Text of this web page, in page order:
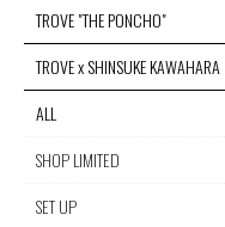
TROVE "THE PONCHO"
TROVE x SHINSUKE KAWAHARA
ALL
SHOP LIMITED
SET UP